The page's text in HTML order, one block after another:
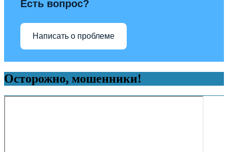
Есть вопрос?
Написать о проблеме
Осторожно, мошенники!